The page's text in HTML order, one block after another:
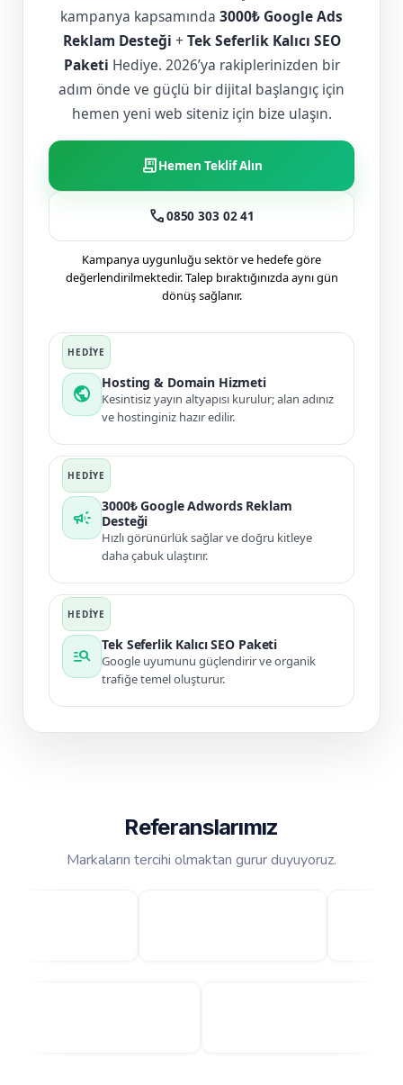
kampanya kapsamında 3000₺ Google Ads
Reklam Desteği + Tek Seferlik Kalıcı SEO
Paketi Hediye. 2026’ya rakiplerinizden bir
adım önde ve güçlü bir dijital başlangıç için
hemen yeni web siteniz için bize ulaşın.
receipt_longHemen Teklif Alın
call0850 303 02 41
Kampanya uygunluğu sektör ve hedefe göre
değerlendirilmektedir. Talep bıraktığınızda aynı gün
dönüş sağlanır.
public
Hosting & Domain Hizmeti
Kesintisiz yayın altyapısı kurulur; alan adınız
ve hostinginiz hazır edilir.
campaign
3000₺ Google Adwords Reklam
Desteği
Hızlı görünürlük sağlar ve doğru kitleye
daha çabuk ulaştırır.
manage_search
Tek Seferlik Kalıcı SEO Paketi
Google uyumunu güçlendirir ve organik
trafiğe temel oluşturur.
Referanslarımız
Markaların tercihi olmaktan gurur duyuyoruz.